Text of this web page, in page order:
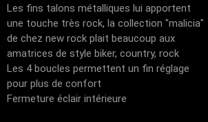
Les fins talons métalliques lui apportent
une touche très rock, la collection "malicia"
de chez new rock plait beaucoup aux
amatrices de style biker, country, rock
Les 4 boucles permettent un fin réglage
pour plus de confort
Fermeture éclair intérieure